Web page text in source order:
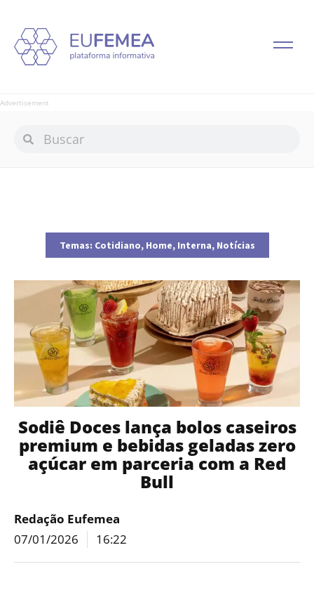
Advertisement
Temas: Cotidiano, Home, Interna, Notícias
Sodiê Doces lança bolos caseiros
premium e bebidas geladas zero
açúcar em parceria com a Red
Bull
Redação Eufemea
07/01/2026
16:22